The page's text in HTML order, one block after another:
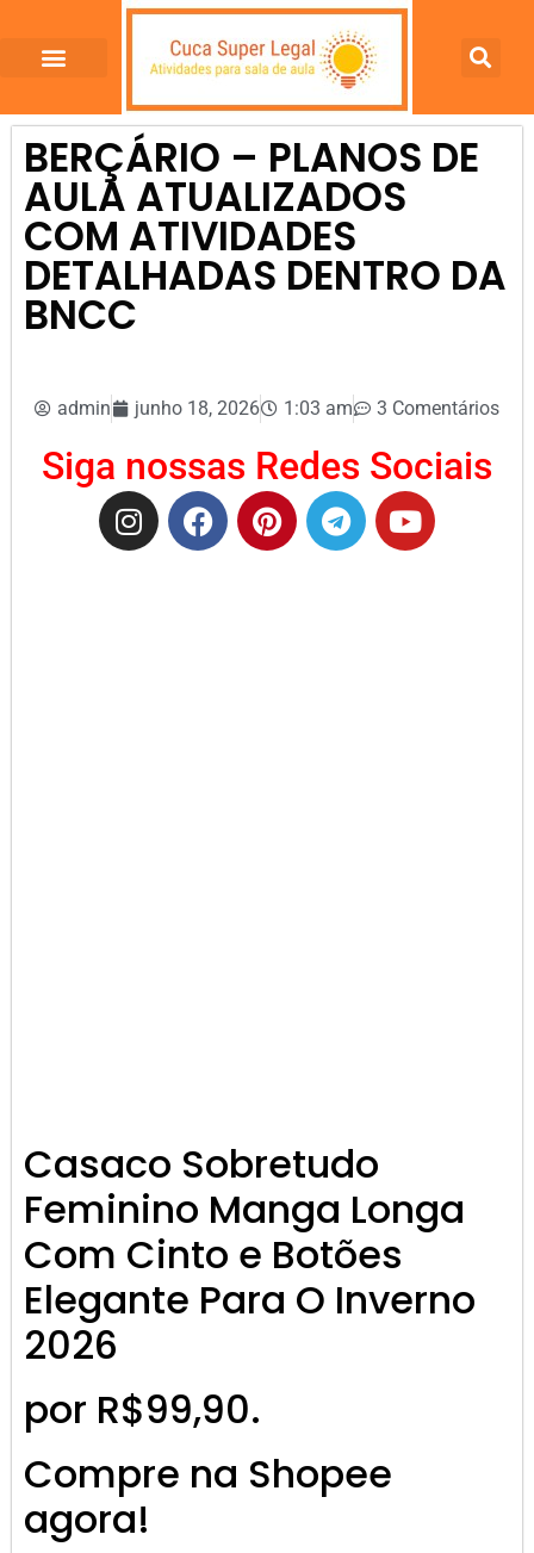
BERÇÁRIO – PLANOS DE
AULA ATUALIZADOS
COM ATIVIDADES
DETALHADAS DENTRO DA
BNCC
admin junho 18, 2026 1:03 am 3 Comentários
Siga nossas Redes Sociais
Casaco Sobretudo
Feminino Manga Longa
Com Cinto e Botões
Elegante Para O Inverno
2026
por R$99,90.
Compre na Shopee
agora!